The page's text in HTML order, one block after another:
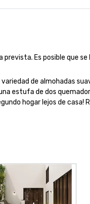
is being held.
Chamber of
you are
Es posible que
de almohadas
estufa de dos
hogar lejos de